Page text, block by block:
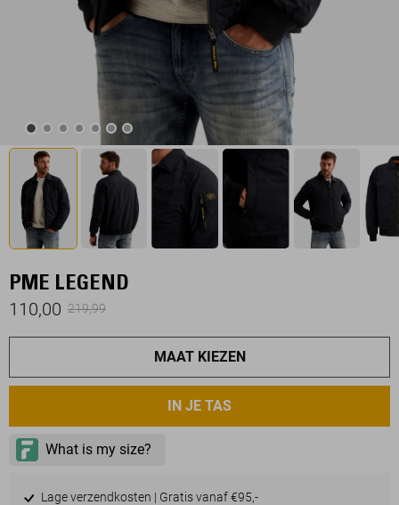
PME LEGEND
110,00 219,99
MAAT KIEZEN
IN JE TAS
Lage verzendkosten | Gratis vanaf €95,-